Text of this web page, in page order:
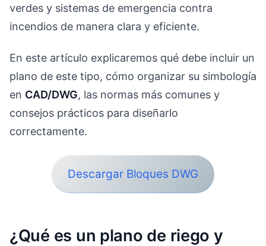
verdes y sistemas de emergencia contra
incendios de manera clara y eficiente.
En este artículo explicaremos qué debe incluir un
plano de este tipo, cómo organizar su simbología
en CAD/DWG, las normas más comunes y
consejos prácticos para diseñarlo
correctamente.
Descargar Bloques DWG
¿Qué es un plano de riego y